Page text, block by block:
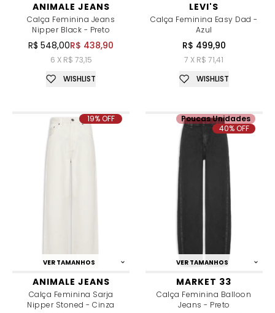
ANIMALE JEANS
Calça Feminina Jeans
Nipper Black - Preto
R$ 548,00R$ 438,90
6 X R$ 73,15
WISHLIST
LEVI'S
Calça Feminina Easy Dad -
Azul
R$ 499,90
7 X R$ 71,41
WISHLIST
VER TAMANHOS
ANIMALE JEANS
Calça Feminina Sarja
Nipper Stoned - Cinza
19% OFF
VER TAMANHOS
MARKET 33
Calça Feminina Balloon
Jeans - Preto
Poucas Unidades
40% OFF